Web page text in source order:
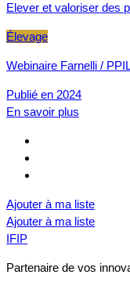
Elever et valoriser des
Élevage
Webinaire Farnelli /
Publié en 2024
En savoir plus
Ajouter à ma liste
Ajouter à ma liste
IFIP
Partenaire de vos